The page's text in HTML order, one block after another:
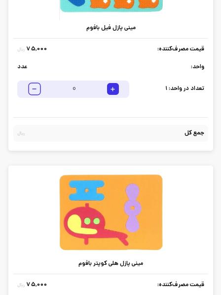
مینی پازل فیل بافوم
قیمت مصرف‌کننده: 75,000 ریال
واحد: عدد
تعداد در واحد:1
جمع کل ریال
مینی پازل هلی کوپتر بافوم
قیمت مصرف‌کننده: 75,000 ریال